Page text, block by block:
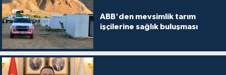
ABB'den mevsimlik tarım
işçilerine sağlık buluşması